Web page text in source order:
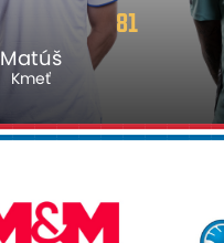
81
Matúš
Kmeť